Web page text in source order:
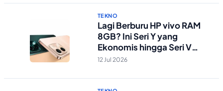
TEKNO
Lagi Berburu HP vivo RAM
8GB? Ini Seri Y yang
Ekonomis hingga Seri V
Berstandar Militer!
12 Jul 2026